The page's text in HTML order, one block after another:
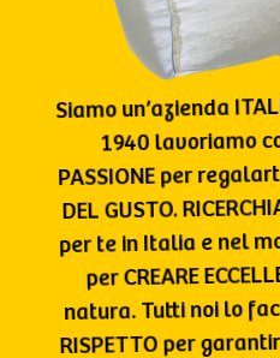
Siamo un’azienda
1940 lavoriamo
PASSIONE per
DEL GUSTO.
per te in Italia e nel
per CREARE
natura. Tutti noi lo
RISPETTO per